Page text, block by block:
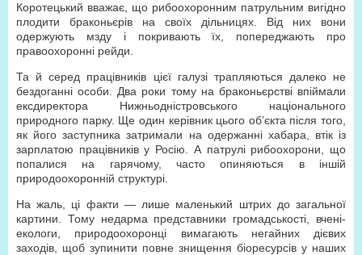
Коротецький вважає, що рибоохоронним патрульним вигідно
плодити браконьєрів на своїх дільницях. Від них вони
одержують мзду і покривають їх, попереджають про
правоохоронні рейди.
Та й серед працівників цієї галузі трапляються далеко не
бездоганні особи. Два роки тому на браконьєрстві впіймали
ексдиректора Нижньодністровського національного
природного парку. Ще один керівник цього об’єкта після того,
як його заступника затримали на одержанні хабара, втік із
зарплатою працівників у Росію. А патрулі рибоохорони, що
попалися на гарячому, часто опиняються в іншій
природоохоронній структурі.
На жаль, ці факти — лише маленький штрих до загальної
картини. Тому недарма представники громадськості, вчені-
екологи, природоохоронці вимагають негайних дієвих
заходів, щоб зупинити повне знищення біоресурсів у наших